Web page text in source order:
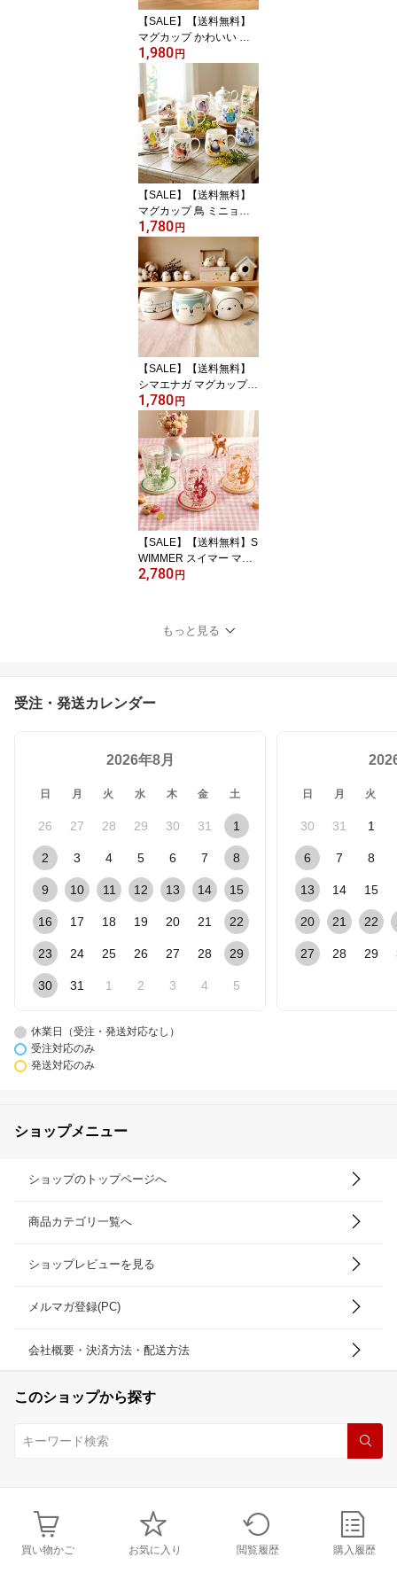
【SALE】【送料無料】
マグカップ かわいい 鳥
シマエナガ オカメインコ
文鳥 ナチュラル 木の枝
ハンドル 持ち手 陶器 コ
ーヒーカップ ティーカッ
プ コップ スープマグ 癒
し おうちカフェ ギフト
プレゼント 誕生日 ぴた
小鳥マグ
1,980 円
【SALE】【送料無料】
マグカップ 鳥 ミニョン
おしゃれ かわいい 水彩
ティーカップ フクロウ
ハシビロコウ オオハシ
文鳥 オカメインコ スズ
メ セキセイインコ ペン
ギン ギフト プレゼント
贈り物 誕生日 アニマル
動物
1,780 円
【SALE】【送料無料】
シマエナガ マグカップ
コップ 350ml 電子レンジ
対応 食洗機対応 日本製
陶器 かわいい おしゃれ
ギフト プレゼント 贈り
物 誕生日 入学 コーヒー
カップ ティーカップ
1,780 円
【SALE】【送料無料】S
WIMMER スイマー マグ
カップ コースター 耐熱
ップ アニマル 動物 可愛
い レトロ雑貨 ギフト プ
2,780 円
もっと見る
受注・発送カレンダー
2026年8月
日 月 火 水 木 金 土
26 27 28 29 30 31 1
2 3 4 5 6 7 8
9 10 11 12 13 14 15
16 17 18 19 20 21 22
23 24 25 26 27 28 29
30 31 1 2 3 4 5
日 月 火
30 31 1
6 7 8
13 14 15
20 21 22
27 28 29
休業日（受注・発送対応なし）
受注対応のみ
発送対応のみ
ショップメニュー
ショップのトップページへ
商品カテゴリ一覧へ
ショップレビューを見る
メルマガ登録(PC)
会社概要・決済方法・配送方法
このショップから探す
買い物かご お気に入り 閲覧履歴 購入履歴